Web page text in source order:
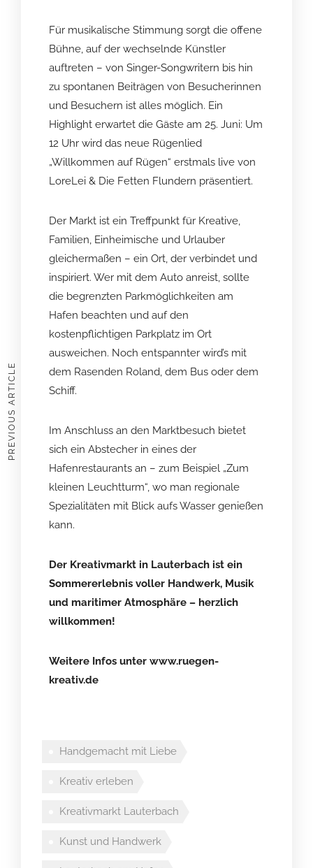
Für musikalische Stimmung sorgt die offene
Bühne, auf der wechselnde Künstler
auftreten – von Singer-Songwritern bis hin
zu spontanen Beiträgen von Besucherinnen
und Besuchern ist alles möglich. Ein
Highlight erwartet die Gäste am 25. Juni: Um
12 Uhr wird das neue Rügenlied
„Willkommen auf Rügen“ erstmals live von
LoreLei & Die Fetten Flundern präsentiert.
Der Markt ist ein Treffpunkt für Kreative,
Familien, Einheimische und Urlauber
gleichermaßen – ein Ort, der verbindet und
inspiriert. Wer mit dem Auto anreist, sollte
die begrenzten Parkmöglichkeiten am
Hafen beachten und auf den
kostenpflichtigen Parkplatz im Ort
ausweichen. Noch entspannter wird’s mit
dem Rasenden Roland, dem Bus oder dem
Schiff.
Im Anschluss an den Marktbesuch bietet
sich ein Abstecher in eines der
Hafenrestaurants an – zum Beispiel „Zum
kleinen Leuchtturm“, wo man regionale
Spezialitäten mit Blick aufs Wasser genießen
kann.
Der Kreativmarkt in Lauterbach ist ein
Sommererlebnis voller Handwerk, Musik
und maritimer Atmosphäre – herzlich
willkommen!
Weitere Infos unter www.ruegen-
kreativ.de
Handgemacht mit Liebe
Kreativ erleben
Kreativmarkt Lauterbach
Kunst und Handwerk
PREVIOUS ARTICLE